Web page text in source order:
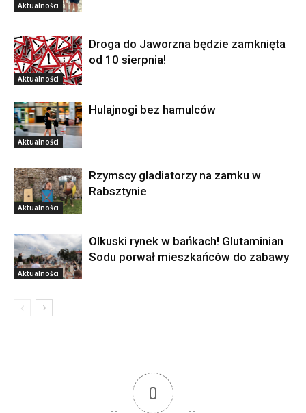
Aktualności
Aktualności
Droga do Jaworzna będzie zamknięta
od 10 sierpnia!
Aktualności
Hulajnogi bez hamulców
Aktualności
Rzymscy gladiatorzy na zamku w
Rabsztynie
Aktualności
Olkuski rynek w bańkach! Glutaminian
Sodu porwał mieszkańców do zabawy
0